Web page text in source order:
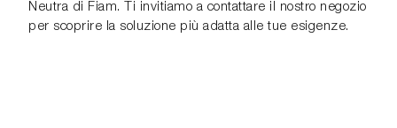
Neutra di Fiam. Ti invitiamo a contattare il nostro negozio
per scoprire la soluzione più adatta alle tue esigenze.